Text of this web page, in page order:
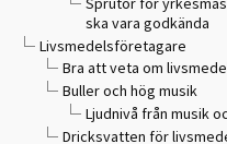
ska vara godkända
Livsmedelsföretagare
Bra att veta om
Buller och hög musik
Ljudnivå från musik
Dricksvatten för